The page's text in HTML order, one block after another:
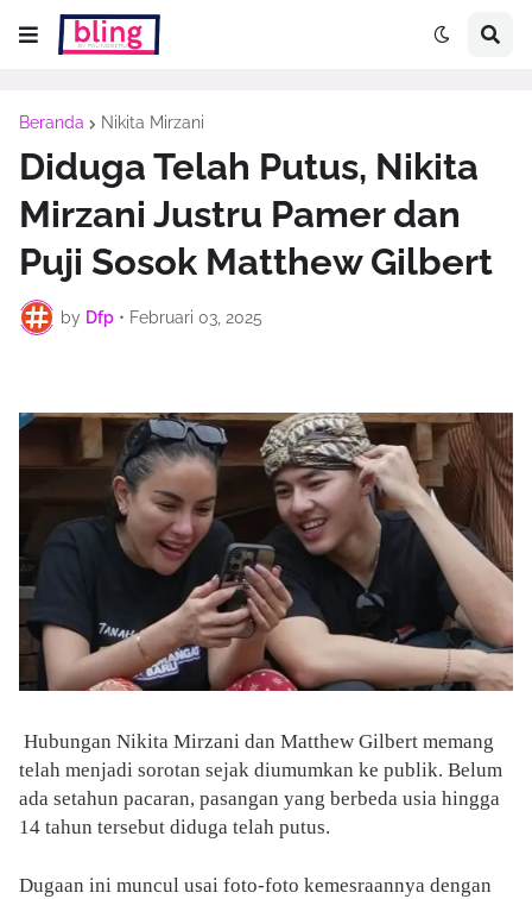
Beranda Nikita Mirzani
Diduga Telah Putus, Nikita
Mirzani Justru Pamer dan
Puji Sosok Matthew Gilbert
by Dfp • Februari 03, 2025
Hubungan Nikita Mirzani dan Matthew Gilbert memang
telah menjadi sorotan sejak diumumkan ke publik. Belum
ada setahun pacaran, pasangan yang berbeda usia hingga
14 tahun tersebut diduga telah putus.
Dugaan ini muncul usai foto-foto kemesraannya dengan